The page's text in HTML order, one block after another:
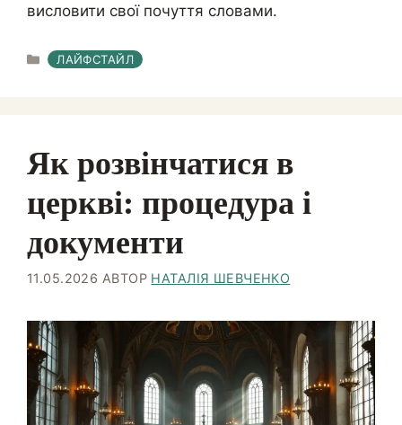
висловити свої почуття словами.
КАТЕГОРІЇ
ЛАЙФСТАЙЛ
Як розвінчатися в
церкві: процедура і
документи
11.05.2026 АВТОР НАТАЛІЯ ШЕВЧЕНКО